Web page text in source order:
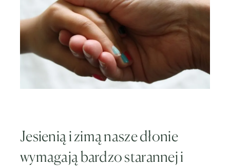
Jesienią i zimą nasze dłonie
wymagają bardzo starannej i